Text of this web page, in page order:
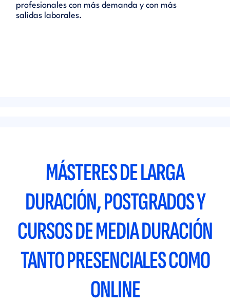
profesionales con más demanda y con más
salidas laborales.
MÁSTERES DE LARGA
DURACIÓN, POSTGRADOS Y
CURSOS DE MEDIA DURACIÓN
TANTO PRESENCIALES COMO
ONLINE